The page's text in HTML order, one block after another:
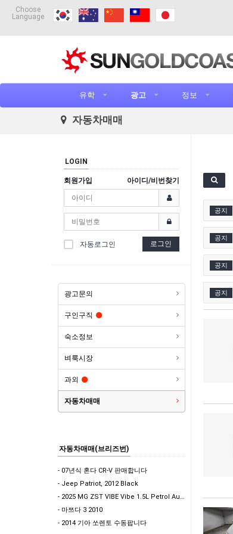
Choose
Language
유학 광고 정보
자동차매매
LOGIN
회원가입 아이디/비번찾기
자동로그인 로그인
광고문의
구인구직
숙소정보
벼룩시장
과외
자동차매매
자동차매매(브리즈번)
- 07년식 혼다 CR-V 판매합니다
- Jeep Patriot, 2012 Black
- 2025 MG ZST VIBE Vibe 1.5L Petrol Auto White 판매합니다…
- 마쯔다 3 2010
- 2014 기아 쏘렌토 수동팝니다
공지
공지
공지
공지